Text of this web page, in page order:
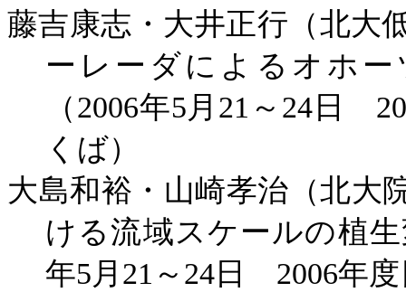
藤吉康志・大井正行（北大
ーレーダによるオホ
（2006年5月 21 ～ 24日
くば）
大島和裕・山崎孝治（北大
ける流域スケールの植
年5月 21 ～ 24日 2006年